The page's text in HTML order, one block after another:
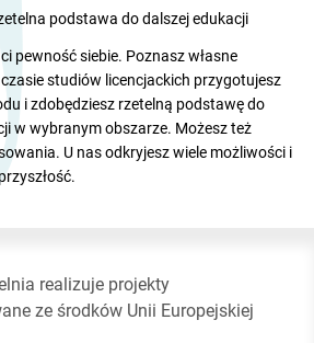
podstawa do dalszej edukacji
pewność siebie. Poznasz własne
studiów licencjackich przygotujesz
i zdobędziesz rzetelną podstawę do
w wybranym obszarze. Możesz też
U nas odkryjesz wiele możliwości i
realizuje projekty
ze środków Unii Europejskiej